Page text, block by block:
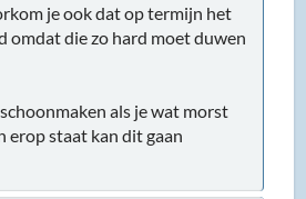
je ook dat op termijn het
omdat die zo hard moet duwen
als je wat morst
erop staat kan dit gaan